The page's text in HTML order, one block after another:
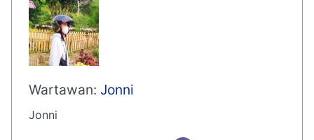
Wartawan: Jonni
Jonni